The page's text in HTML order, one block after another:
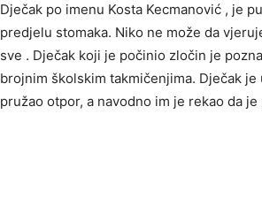
Dječak po imenu Kosta Kecmanović , je
predjelu stomaka. Niko ne može da
sve . Dječak koji je počinio zločin je
brojnim školskim takmičenjima. Dječak
pružao otpor, a navodno im je rekao da